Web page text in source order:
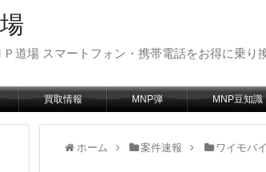
道場 スマートフォン・携帯電話をお得に乗
買取情報 MNP弾 MNP豆知識
ホーム 案件速報 ワイモバ